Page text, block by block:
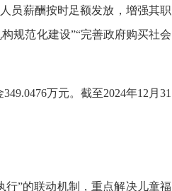
员薪酬按时足额发放，增强其职
规范化建设”“完善政府购买社会
万元。截至2024年12月31
”的联动机制，重点解决儿童福